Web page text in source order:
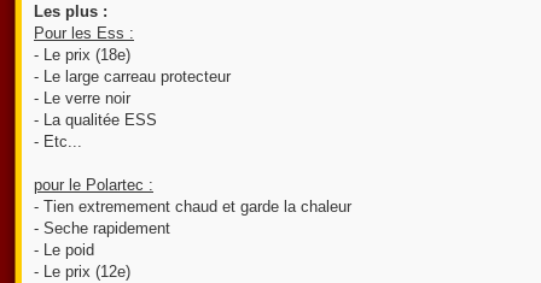
Les plus :
Pour les Ess :
- Le prix (18e)
- Le large carreau protecteur
- Le verre noir
- La qualitée ESS
- Etc...
pour le Polartec :
- Tien extremement chaud et garde la chaleur
- Seche rapidement
- Le poid
- Le prix (12e)